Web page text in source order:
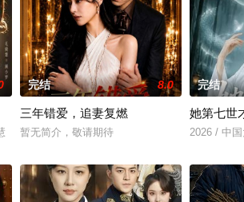
完结 8.0
三年错爱，追妻复燃
暂无简介，敬请期待
完结
她第七世
2026 / 中